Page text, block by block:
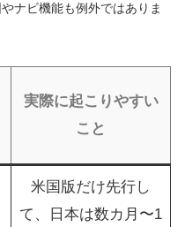
ナビ機能も例外ではありま
実際に起こりやすい
こと
米国版だけ先行し
て、日本は数カ月〜1